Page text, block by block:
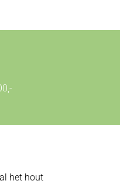
het hout